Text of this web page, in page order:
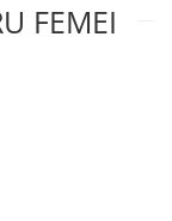
FEMEI